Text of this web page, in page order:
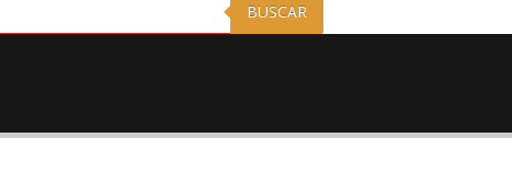
BUSCAR